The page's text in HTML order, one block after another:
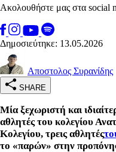
Ακολουθήστε μας στα social
Δημοσιεύτηκε: 13.05.2026
Αποστολος Συρανίδης
SHARE
Μία ξεχωριστή και
αθλητές του κολεγίου
Κολεγίου, τρεις αθλητές
το «παρών» στην